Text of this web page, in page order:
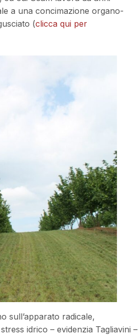
a una concimazione organo-
(clicca qui per
sull’apparato radicale,
idrico – evidenzia Tagliavini –